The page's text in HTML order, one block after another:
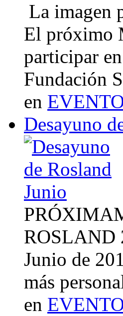
La imagen
El próximo
participar
Fundación
en
Desayuno
ROSLAND
Junio de
más
en